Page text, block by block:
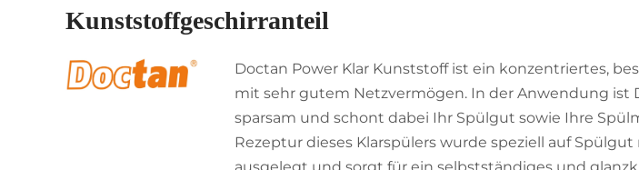
Kunststoffgeschirranteil
Doctan Power Klar Kunststoff ist ein konzentriertes,
mit sehr gutem Netzvermögen. In der Anwendung ist
sparsam und schont dabei Ihr Spülgut sowie Ihre
Rezeptur dieses Klarspülers wurde speziell auf